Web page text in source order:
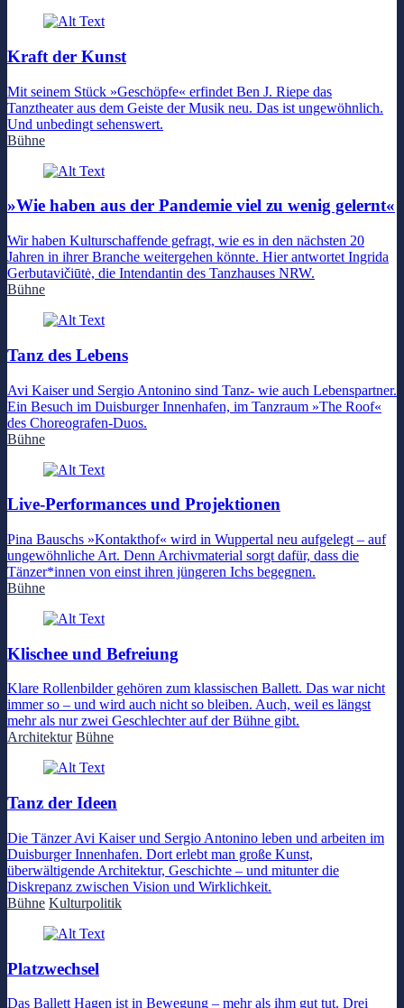
Kraft der Kunst
Mit seinem Stück »Geschöpfe« erfindet Ben J. Riepe das
Tanztheater aus dem Geiste der Musik neu. Das ist ungewöhnlich.
Und unbedingt sehenswert.
Bühne
»Wie haben aus der Pandemie viel zu wenig gelernt«
Wir haben Kulturschaffende gefragt, wie es in den nächsten 20
Jahren in ihrer Branche weitergehen könnte. Hier antwortet Ingrida
Gerbutavičiūtė, die Intendantin des Tanzhauses NRW.
Bühne
Tanz des Lebens
Avi Kaiser und Sergio Antonino sind Tanz- wie auch Lebenspartner.
Ein Besuch im Duisburger Innenhafen, im Tanzraum »The Roof«
des Choreografen-Duos.
Bühne
Live-Performances und Projektionen
Pina Bauschs »Kontakthof« wird in Wuppertal neu aufgelegt – auf
ungewöhnliche Art. Denn Archivmaterial sorgt dafür, dass die
Tänzer*innen von einst ihren jüngeren Ichs begegnen.
Bühne
Klischee und Befreiung
Klare Rollenbilder gehören zum klassischen Ballett. Das war nicht
immer so – und wird auch nicht so bleiben. Auch, weil es längst
mehr als nur zwei Geschlechter auf der Bühne gibt.
Architektur Bühne
Tanz der Ideen
Die Tänzer Avi Kaiser und Sergio Antonino leben und arbeiten im
Duisburger Innenhafen. Dort erlebt man große Kunst,
überwältigende Architektur, Geschichte – und mitunter die
Diskrepanz zwischen Vision und Wirklichkeit.
Bühne Kulturpolitik
Platzwechsel
Das Ballett Hagen ist in Bewegung – mehr als ihm gut tut. Drei